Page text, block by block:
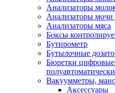
Анализаторы
Анализаторы мочи
Анализаторы мяса
Боксы
Бутирометр
Бутылочные
Бюретки цифровые
Вакуумметры,
Аксессуары